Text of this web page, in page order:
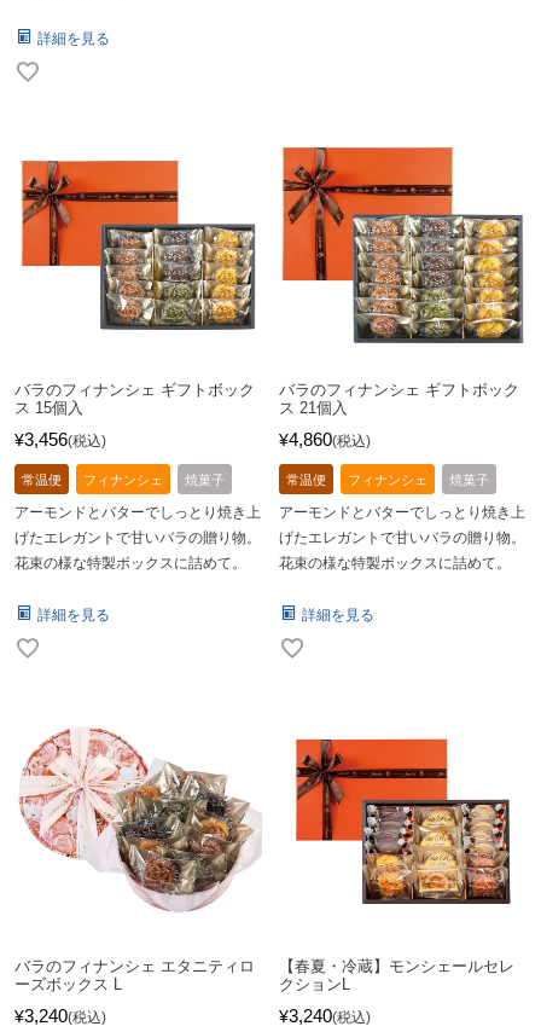
詳細を見る
バラのフィナンシェ ギフトボック
ス 15個入
¥3,456 税込
常温便 フィナンシェ 焼菓子
アーモンドとバターでしっとり焼き上
げたエレガントで甘いバラの贈り物。
花束の様な特製ボックスに詰めて。
詳細を見る
バラのフィナンシェ ギフトボック
ス 21個入
¥4,860 税込
常温便 フィナンシェ 焼菓子
アーモンドとバターでしっとり焼き上
げたエレガントで甘いバラの贈り物。
花束の様な特製ボックスに詰めて。
詳細を見る
バラのフィナンシェ エタニティロ
ーズボックス L
¥3,240 税込
【春夏・冷蔵】モンシェールセレ
クションL
¥3,240 税込